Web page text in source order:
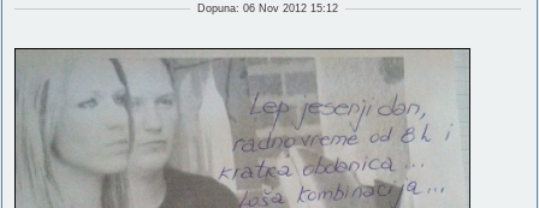
Dopuna: 06 Nov 2012 15:12